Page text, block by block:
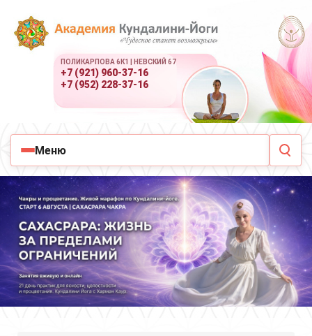
ПОЛИКАРПОВА 6К1 | НЕВСКИЙ 67
+7 (921) 960-37-16
+7 (952) 228-37-16
Меню